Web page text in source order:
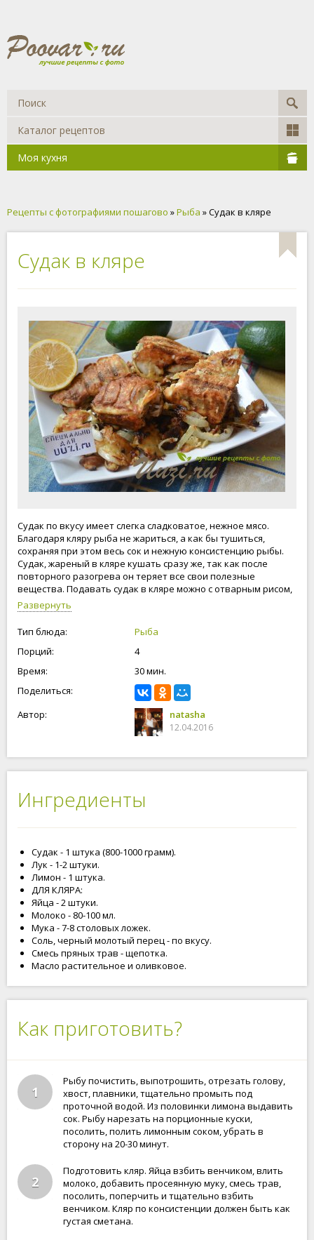
Каталог рецептов
Моя кухня
Рецепты с фотографиями пошагово »Рыба » Судак в кляре
Судак в кляре
Судак по вкусу имеет слегка сладковатое, нежное мясо.
Благодаря кляру рыба не жариться, а как бы тушиться,
сохраняя при этом весь сок и нежную консистенцию рыбы.
Судак, жареный в кляре кушать сразу же, так как после
повторного разогрева он теряет все свои полезные
вещества. Подавать судак в кляре можно с отварным рисом,
картофелем или овощами. Ешьте вкусно, живите легко!
Развернуть
Тип блюда:
Рыба
Порций:
4
Время:
30 мин.
Поделиться:
Автор:
natasha
12.04.2016
Ингредиенты
Судак - 1 штука (800-1000 грамм).
Лук - 1-2 штуки.
Лимон - 1 штука.
ДЛЯ КЛЯРА:
Яйца - 2 штуки.
Молоко - 80-100 мл.
Мука - 7-8 столовых ложек.
Соль, черный молотый перец - по вкусу.
Смесь пряных трав - щепотка.
Масло растительное и оливковое.
Как приготовить?
1
Рыбу почистить, выпотрошить, отрезать голову,
хвост, плавники, тщательно промыть под
проточной водой. Из половинки лимона выдавить
сок. Рыбу нарезать на порционные куски,
посолить, полить лимонным соком, убрать в
сторону на 20-30 минут.
2
Подготовить кляр. Яйца взбить венчиком, влить
молоко, добавить просеянную муку, смесь трав,
посолить, поперчить и тщательно взбить
венчиком. Кляр по консистенции должен быть как
густая сметана.